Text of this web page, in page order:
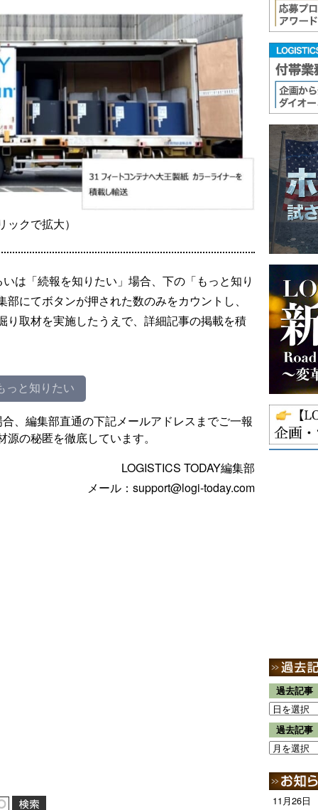
ックで拡大）
は「続報を知りたい」場合、下の「もっと知り
にてボタンが押された数のみをカウントし、
り取材を実施したうえで、詳細記事の掲載を積
っと知りたい
、編集部直通の下記メールアドレスまでご一報
の秘匿を徹底しています。
LOGISTICS TODAY編集部
メール：support@logi-today.com
過去記事
過去記事
11月26日